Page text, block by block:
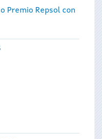
Premio Repsol con